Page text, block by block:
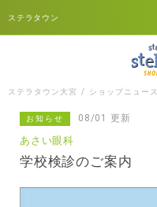
ステラタウン
ステラタウン大宮 ショップニュース
お知らせ 08/01 更新
あさい眼科
学校検診のご案内